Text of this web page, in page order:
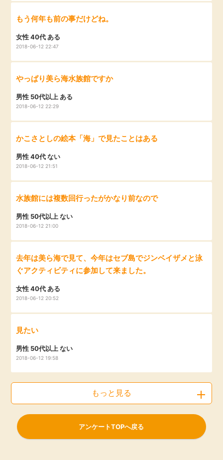
もう何年も前の事だけどね。
女性 40代 ある
2018-06-12 22:47
やっぱり美ら海水族館ですか
男性 50代以上 ある
2018-06-12 22:29
かこさとしの絵本「海」で見たことはある
男性 40代 ない
2018-06-12 21:51
水族館には複数回行ったがかなり前なので
男性 50代以上 ない
2018-06-12 21:00
去年は美ら海で見て、今年はセブ島でジンベイザメと泳
ぐアクティビティに参加して来ました。
女性 40代 ある
2018-06-12 20:52
見たい
男性 50代以上 ない
2018-06-12 19:58
もっと見る
アンケートTOPへ戻る